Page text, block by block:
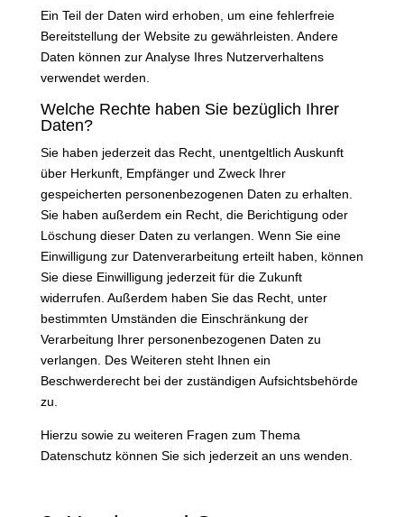
Ein Teil der Daten wird erhoben, um eine fehlerfreie
Bereitstellung der Website zu gewährleisten. Andere
Daten können zur Analyse Ihres Nutzerverhaltens
verwendet werden.
Welche Rechte haben Sie bezüglich Ihrer
Daten?
Sie haben jederzeit das Recht, unentgeltlich Auskunft
über Herkunft, Empfänger und Zweck Ihrer
gespeicherten personenbezogenen Daten zu erhalten.
Sie haben außerdem ein Recht, die Berichtigung oder
Löschung dieser Daten zu verlangen. Wenn Sie eine
Einwilligung zur Datenverarbeitung erteilt haben, können
Sie diese Einwilligung jederzeit für die Zukunft
widerrufen. Außerdem haben Sie das Recht, unter
bestimmten Umständen die Einschränkung der
Verarbeitung Ihrer personenbezogenen Daten zu
verlangen. Des Weiteren steht Ihnen ein
Beschwerderecht bei der zuständigen Aufsichtsbehörde
zu.
Hierzu sowie zu weiteren Fragen zum Thema
Datenschutz können Sie sich jederzeit an uns wenden.